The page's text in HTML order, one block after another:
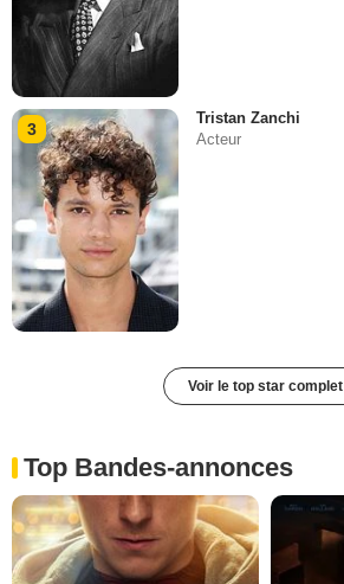
3
Tristan Zanchi
Acteur
Voir le top star complet
Top Bandes-annonces